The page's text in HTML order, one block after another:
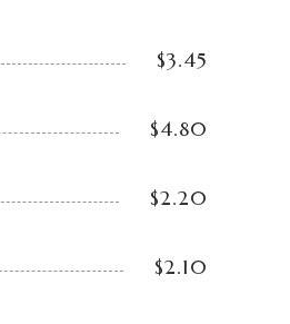
$3.45
$4.80
$2.20
$2.10